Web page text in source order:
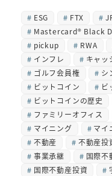
ESG FTX
Mastercard® Black
pickup
RWA
インフレ
キャッ
ゴルフ会員権
シ
ビットコイン
ビ
ビットコインの歴史
ファミリーオフィス
マイニング
マイ
不動産
不動産投
事業承継
国際不
国際不動産投資